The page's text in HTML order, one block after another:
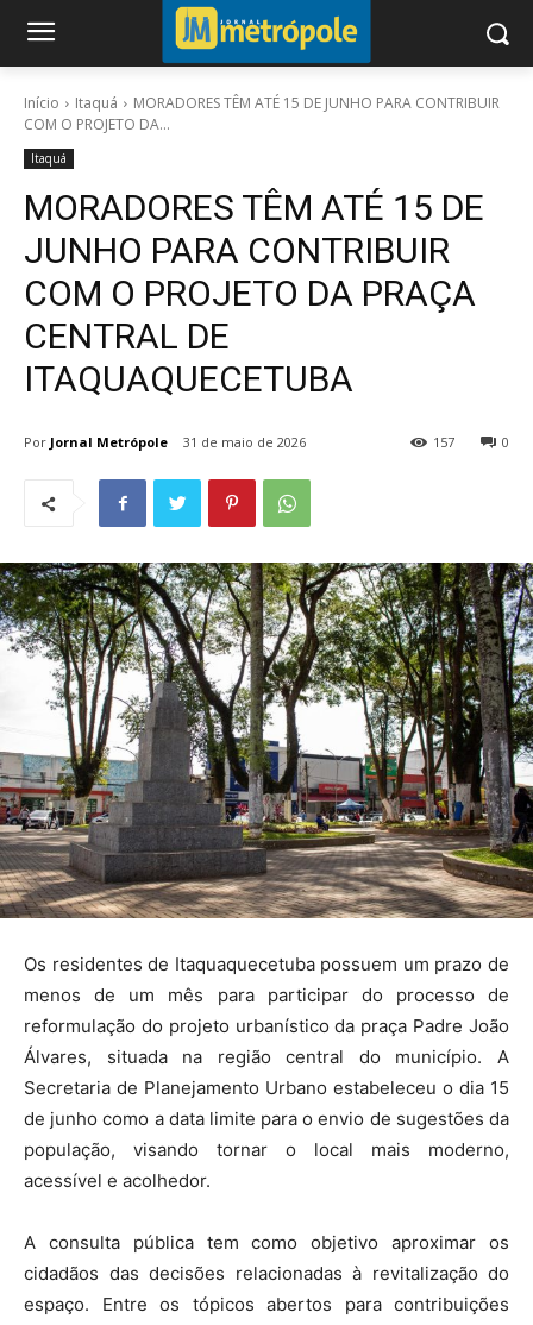
Início Itaquá
MORADORES TÊM ATÉ 15 DE JUNHO PARA CONTRIBUIR
COM O PROJETO DA...
Itaquá
MORADORES TÊM ATÉ 15 DE
JUNHO PARA CONTRIBUIR
COM O PROJETO DA PRAÇA
CENTRAL DE
ITAQUAQUECETUBA
Por Jornal Metrópole 31 de maio de 2026 0
157
Os residentes de Itaquaquecetuba possuem um prazo de
menos de um mês para participar do processo de
reformulação do projeto urbanístico da praça Padre João
Álvares, situada na região central do município. A
Secretaria de Planejamento Urbano estabeleceu o dia 15
de junho como a data limite para o envio de sugestões da
população, visando tornar o local mais moderno,
acessível e acolhedor.
A consulta pública tem como objetivo aproximar os
cidadãos das decisões relacionadas à revitalização do
espaço. Entre os tópicos abertos para contribuições